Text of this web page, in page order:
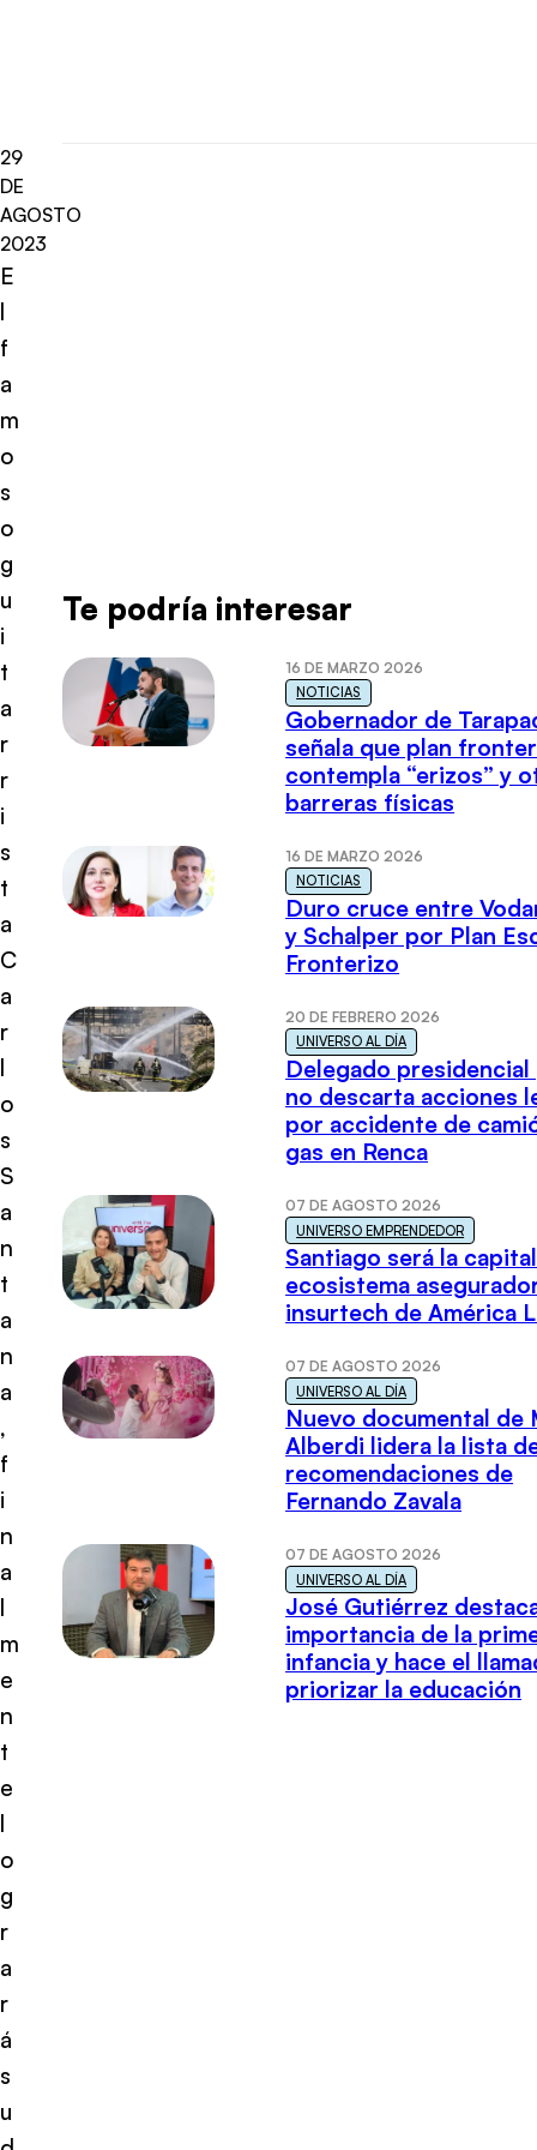
29
DE
AGOSTO
2023
E
l
f
a
m
o
s
o
g
u
i
t
a
r
r
i
s
t
a
C
a
r
l
o
s
S
a
n
t
a
n
a
,
f
i
n
a
l
m
e
n
t
e
l
o
g
r
a
r
á
s
u
Te podría interesar
16 DE MARZO 2026
NOTICIAS
Gobernador de
señala que plan
contempla “erizos” y
barreras físicas
16 DE MARZO 2026
NOTICIAS
Duro cruce entre
y Schalper por Plan
Fronterizo
20 DE FEBRERO 2026
UNIVERSO AL DÍA
Delegado presidencial
no descarta acciones
por accidente de
gas en Renca
07 DE AGOSTO 2026
UNIVERSO EMPRENDEDOR
Santiago será la
ecosistema
insurtech de América
07 DE AGOSTO 2026
UNIVERSO AL DÍA
Nuevo documental de
Alberdi lidera la lista
recomendaciones de
Fernando Zavala
07 DE AGOSTO 2026
UNIVERSO AL DÍA
José Gutiérrez
importancia de la
infancia y hace el
priorizar la educación